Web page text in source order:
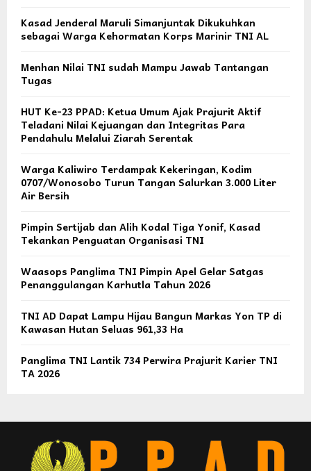
Kasad Jenderal Maruli Simanjuntak Dikukuhkan
sebagai Warga Kehormatan Korps Marinir TNI AL
Menhan Nilai TNI sudah Mampu Jawab Tantangan
Tugas
HUT Ke-23 PPAD: Ketua Umum Ajak Prajurit Aktif
Teladani Nilai Kejuangan dan Integritas Para
Pendahulu Melalui Ziarah Serentak
Warga Kaliwiro Terdampak Kekeringan, Kodim
0707/Wonosobo Turun Tangan Salurkan 3.000 Liter
Air Bersih
Pimpin Sertijab dan Alih Kodal Tiga Yonif, Kasad
Tekankan Penguatan Organisasi TNI
Waasops Panglima TNI Pimpin Apel Gelar Satgas
Penanggulangan Karhutla Tahun 2026
TNI AD Dapat Lampu Hijau Bangun Markas Yon TP di
Kawasan Hutan Seluas 961,33 Ha
Panglima TNI Lantik 734 Perwira Prajurit Karier TNI
TA 2026